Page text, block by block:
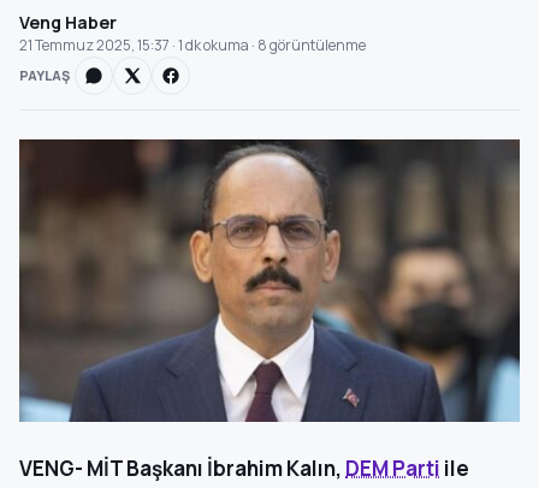
Veng Haber
21 Temmuz 2025, 15:37 · 1 dk okuma · 8 görüntülenme
PAYLAŞ
VENG- MİT Başkanı İbrahim Kalın, DEM Parti ile